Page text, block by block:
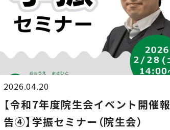
2026.04.20
【令和7年度院生会イベント開催報
告④】学振セミナー（院生会）